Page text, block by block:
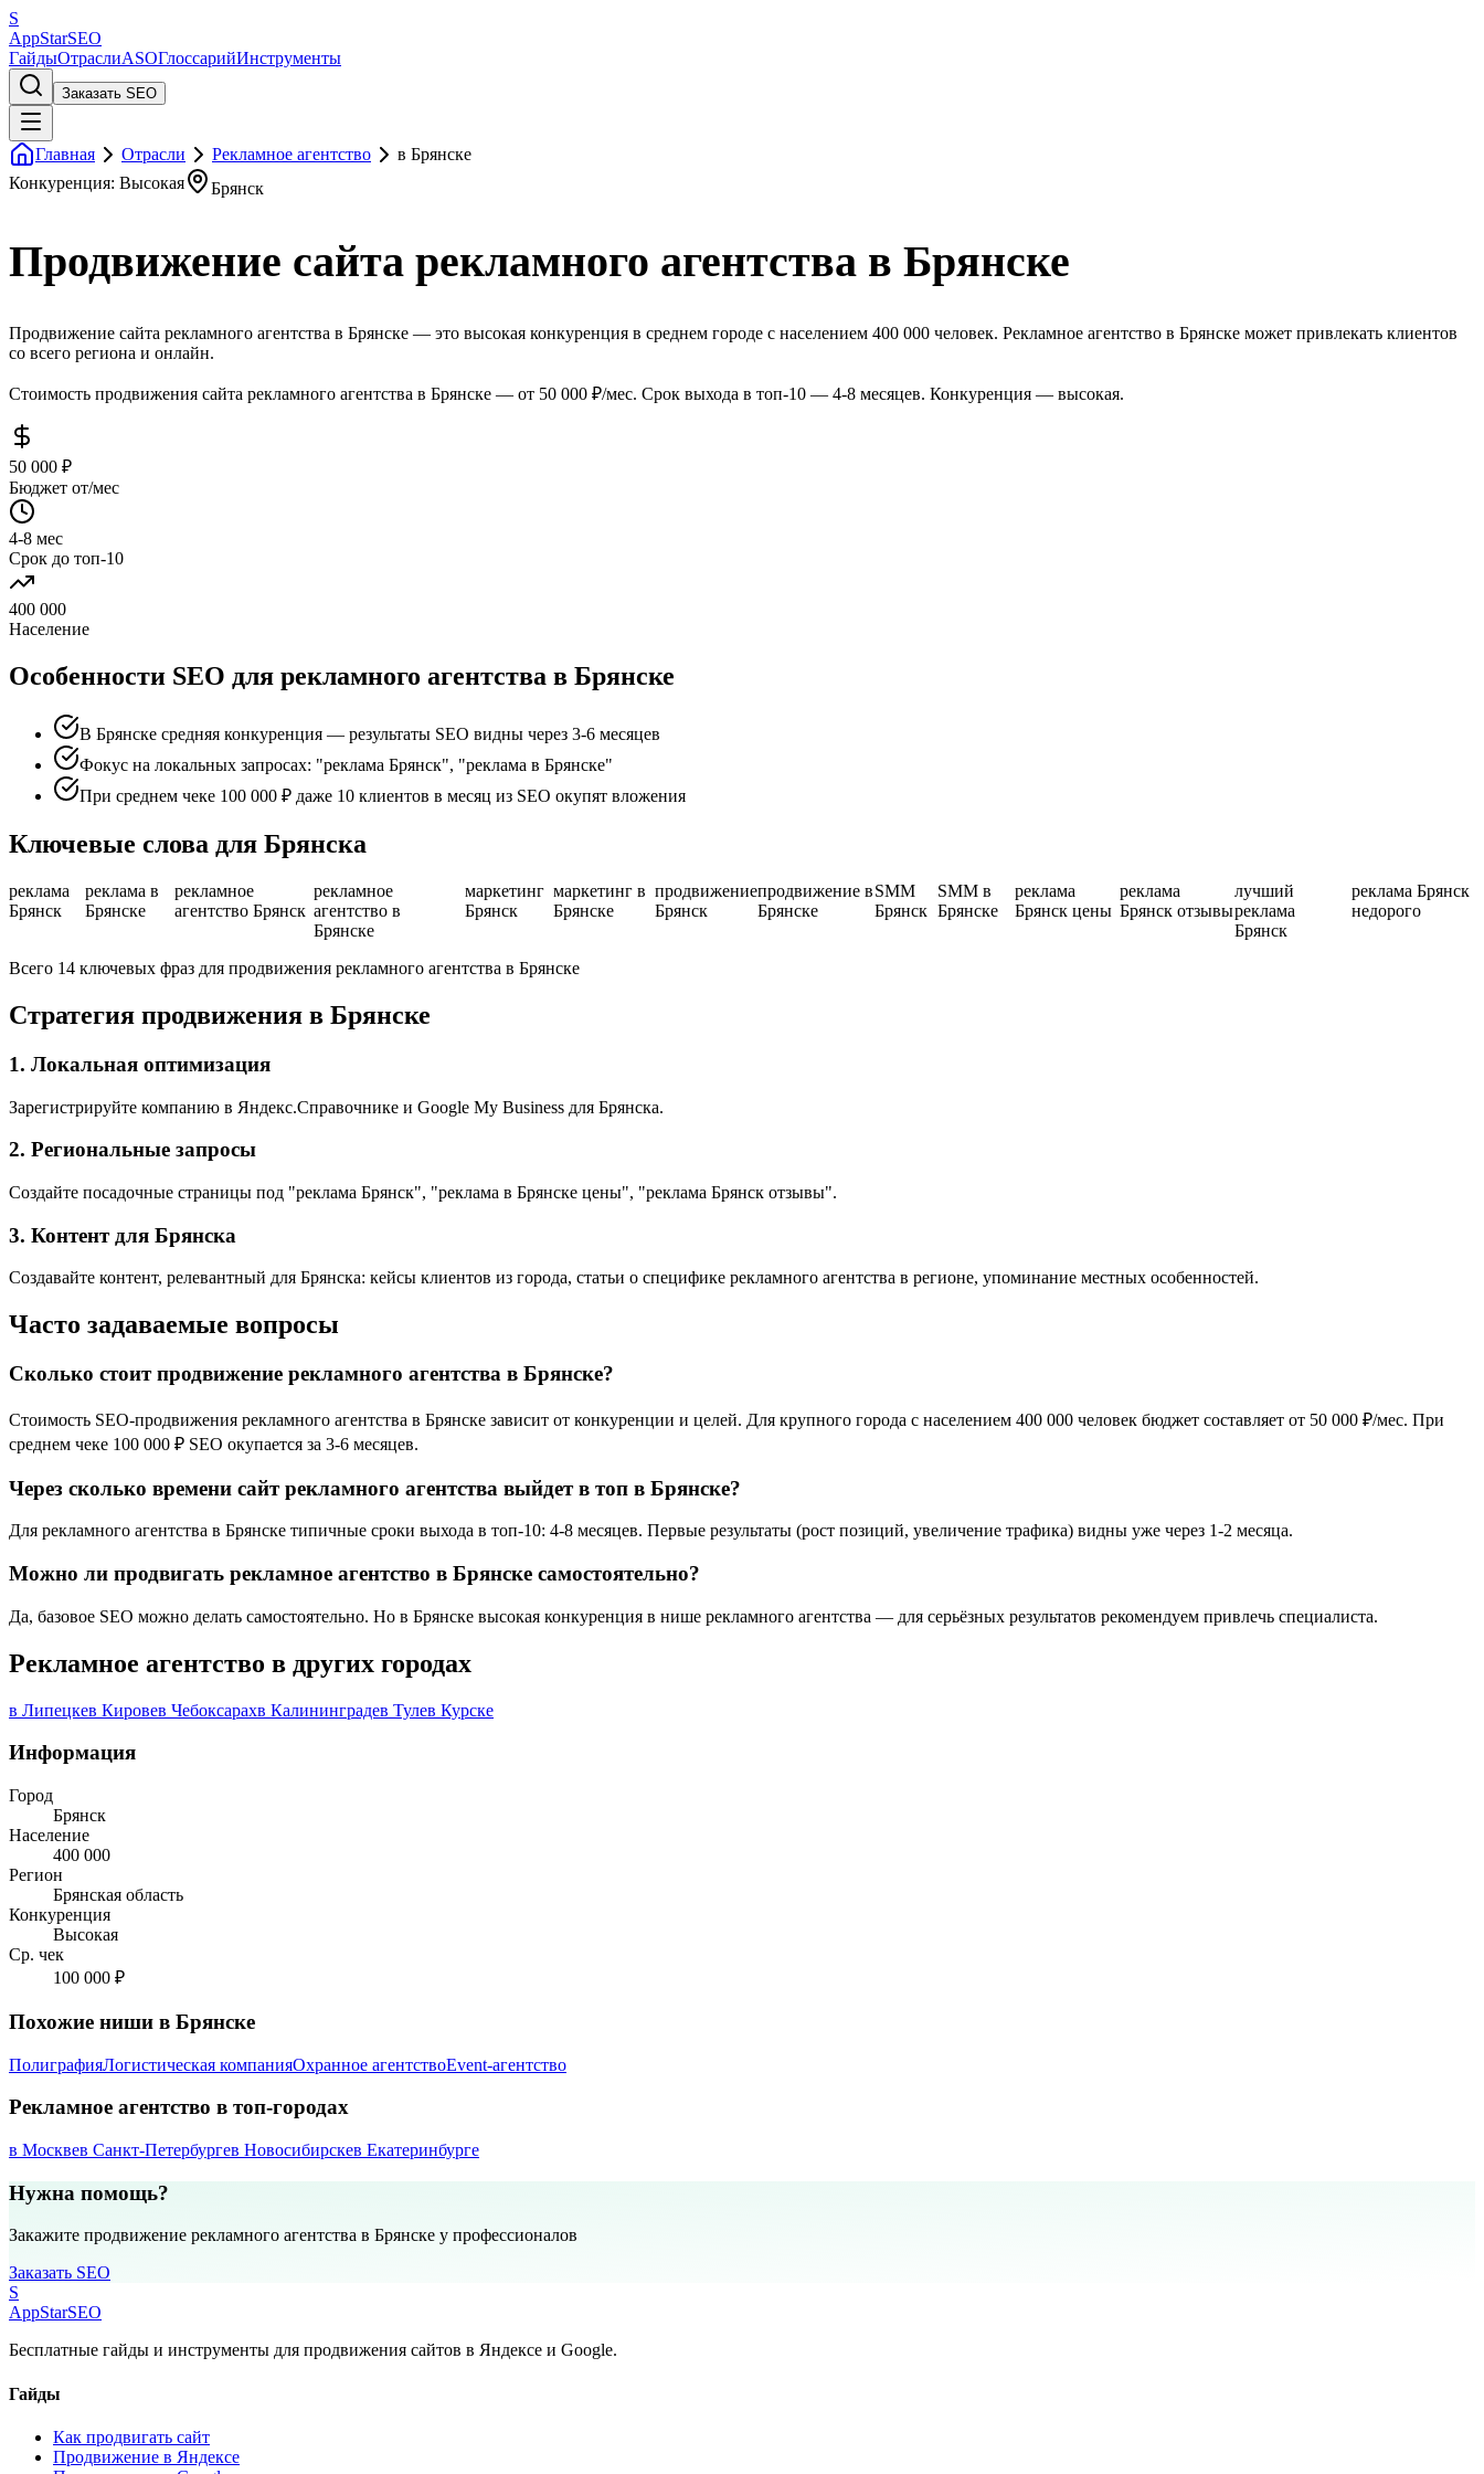
S
AppStarSEO
ГайдыОтраслиASOГлоссарийИнструменты
Заказать SEO
Главная Отрасли Рекламное агентство
в Брянске
Конкуренция: Высокая
Брянск
Продвижение сайта рекламного агентства в Брянске
Продвижение сайта рекламного агентства в Брянске — это высокая конкуренция в среднем городе с населением 400 000 человек. Рекламное агентство в Брянске может привлекать клиентов
со всего региона и онлайн.
Стоимость продвижения сайта рекламного агентства в Брянске — от 50 000 ₽/мес. Срок выхода в топ-10 — 4-8 месяцев. Конкуренция — высокая.
50 000 ₽
Бюджет от/мес
4-8 мес
Срок до топ-10
400 000
Население
Особенности SEO для рекламного агентства в Брянске
В Брянске средняя конкуренция — результаты SEO видны через 3-6 месяцев
Фокус на локальных запросах: "реклама Брянск", "реклама в Брянске"
При среднем чеке 100 000 ₽ даже 10 клиентов в месяц из SEO окупят вложения
Ключевые слова для Брянска
реклама
Брянск
реклама в
Брянске
рекламное
агентство Брянск
рекламное
агентство в
Брянске
маркетинг
Брянск
маркетинг в
Брянске
продвижение
Брянск
продвижение в
Брянске
SMM
Брянск
SMM в
Брянске
реклама
Брянск цены
реклама
Брянск отзывы
лучший
реклама
Брянск
реклама Брянск
недорого
Всего 14 ключевых фраз для продвижения рекламного агентства в Брянске
Стратегия продвижения в Брянске
1. Локальная оптимизация
Зарегистрируйте компанию в Яндекс.Справочнике и Google My Business для Брянска.
2. Региональные запросы
Создайте посадочные страницы под "реклама Брянск", "реклама в Брянске цены", "реклама Брянск отзывы".
3. Контент для Брянска
Создавайте контент, релевантный для Брянска: кейсы клиентов из города, статьи о специфике рекламного агентства в регионе, упоминание местных особенностей.
Часто задаваемые вопросы
Сколько стоит продвижение рекламного агентства в Брянске?
Стоимость SEO-продвижения рекламного агентства в Брянске зависит от конкуренции и целей. Для крупного города с населением 400 000 человек бюджет составляет от 50 000 ₽/мес. При
среднем чеке 100 000 ₽ SEO окупается за 3-6 месяцев.
Через сколько времени сайт рекламного агентства выйдет в топ в Брянске?
Для рекламного агентства в Брянске типичные сроки выхода в топ-10: 4-8 месяцев. Первые результаты (рост позиций, увеличение трафика) видны уже через 1-2 месяца.
Можно ли продвигать рекламное агентство в Брянске самостоятельно?
Да, базовое SEO можно делать самостоятельно. Но в Брянске высокая конкуренция в нише рекламного агентства — для серьёзных результатов рекомендуем привлечь специалиста.
Рекламное агентство в других городах
в Липецкев Кировев Чебоксарахв Калининградев Тулев Курске
Информация
Город
Брянск
Население
400 000
Регион
Брянская область
Конкуренция
Высокая
Ср. чек
100 000 ₽
Похожие ниши в Брянске
ПолиграфияЛогистическая компанияОхранное агентствоEvent-агентство
Рекламное агентство в топ-городах
в Москвев Санкт-Петербургев Новосибирскев Екатеринбурге
Нужна помощь?
Закажите продвижение рекламного агентства в Брянске у профессионалов
Заказать SEO
S
AppStarSEO
Бесплатные гайды и инструменты для продвижения сайтов в Яндексе и Google.
Гайды
Как продвигать сайт
Продвижение в Яндексе